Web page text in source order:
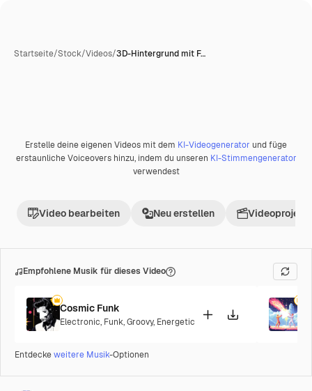
Startseite/Stock/Videos/3D-Hintergrund mit F…
Premium
Erstelle deine eigenen Videos mit dem KI-Videogenerator und füge
erstaunliche Voiceovers hinzu, indem du unseren KI-Stimmengenerator
verwendest
Video bearbeiten Neu erstellen Videoprojekt
Empfohlene Musik für dieses Video
Cosmic Funk
Electronic, Funk,Groovy, Energetic
Entdeckeweitere Musik-Optionen